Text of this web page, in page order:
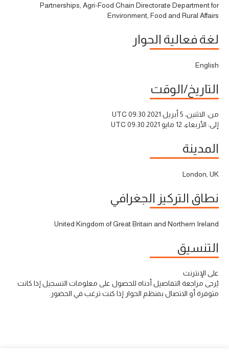
Partnerships, Agri-Food Chain Directorate Department for
Environment, Food and Rural Affairs
لغة فعالية الحوار
English
التاريخ/الوقت
من: الاثنين، 5 أبريل 2021 09:30 UTC
إلى: الأربعاء، 12 مايو 2021 09:30 UTC
المدينة
London, UK
نطاق التركيز الجغرافي
United Kingdom of Great Britain and Northern Ireland
التنسيق
على الإنترنت
يُرجى مراجعة التفاصيل أدناه للحصول على معلومات التسجيل إذا كانت
متوفرة أو الاتصال بمنظم الحوار إذا كنت ترغب في الحضور.